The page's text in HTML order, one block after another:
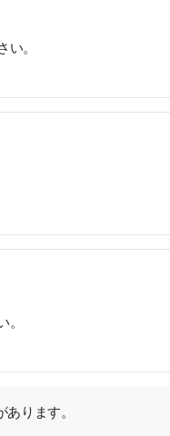
。
ります。